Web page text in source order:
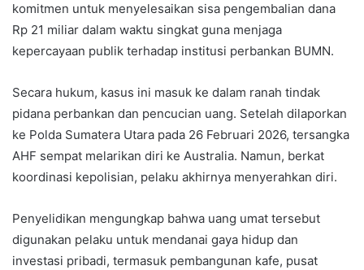
komitmen untuk menyelesaikan sisa pengembalian dana
Rp 21 miliar dalam waktu singkat guna menjaga
kepercayaan publik terhadap institusi perbankan BUMN.
Secara hukum, kasus ini masuk ke dalam ranah tindak
pidana perbankan dan pencucian uang. Setelah dilaporkan
ke Polda Sumatera Utara pada 26 Februari 2026, tersangka
AHF sempat melarikan diri ke Australia. Namun, berkat
koordinasi kepolisian, pelaku akhirnya menyerahkan diri.
Penyelidikan mengungkap bahwa uang umat tersebut
digunakan pelaku untuk mendanai gaya hidup dan
investasi pribadi, termasuk pembangunan kafe, pusat